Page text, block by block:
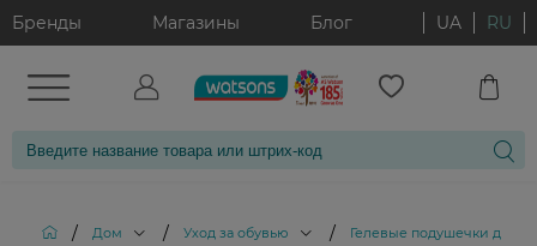
Бренды Магазины Блог UA RU
/ Дом / Уход за обувью / Гелевые подушечки для